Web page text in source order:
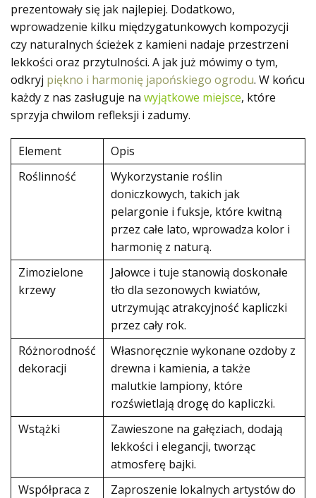
prezentowały się jak najlepiej. Dodatkowo,
wprowadzenie kilku międzygatunkowych kompozycji
czy naturalnych ścieżek z kamieni nadaje przestrzeni
lekkości oraz przytulności. A jak już mówimy o tym,
odkryj piękno i harmonię japońskiego ogrodu. W końcu
każdy z nas zasługuje na wyjątkowe miejsce, które
sprzyja chwilom refleksji i zadumy.
Element
Opis
Roślinność
Wykorzystanie roślin
doniczkowych, takich jak
pelargonie i fuksje, które kwitną
przez całe lato, wprowadza kolor i
harmonię z naturą.
Zimozielone
krzewy
Jałowce i tuje stanowią doskonałe
tło dla sezonowych kwiatów,
utrzymując atrakcyjność kapliczki
przez cały rok.
Różnorodność
dekoracji
Własnoręcznie wykonane ozdoby z
drewna i kamienia, a także
malutkie lampiony, które
rozświetlają drogę do kapliczki.
Wstążki
Zawieszone na gałęziach, dodają
lekkości i elegancji, tworząc
atmosferę bajki.
Współpraca z
Zaproszenie lokalnych artystów do